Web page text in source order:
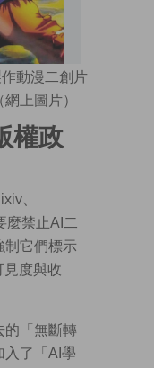
動漫二創片
上圖片）
權政
、
麼禁止AI二
制它們標示
見度與收
的「無斷轉
入了「AI學